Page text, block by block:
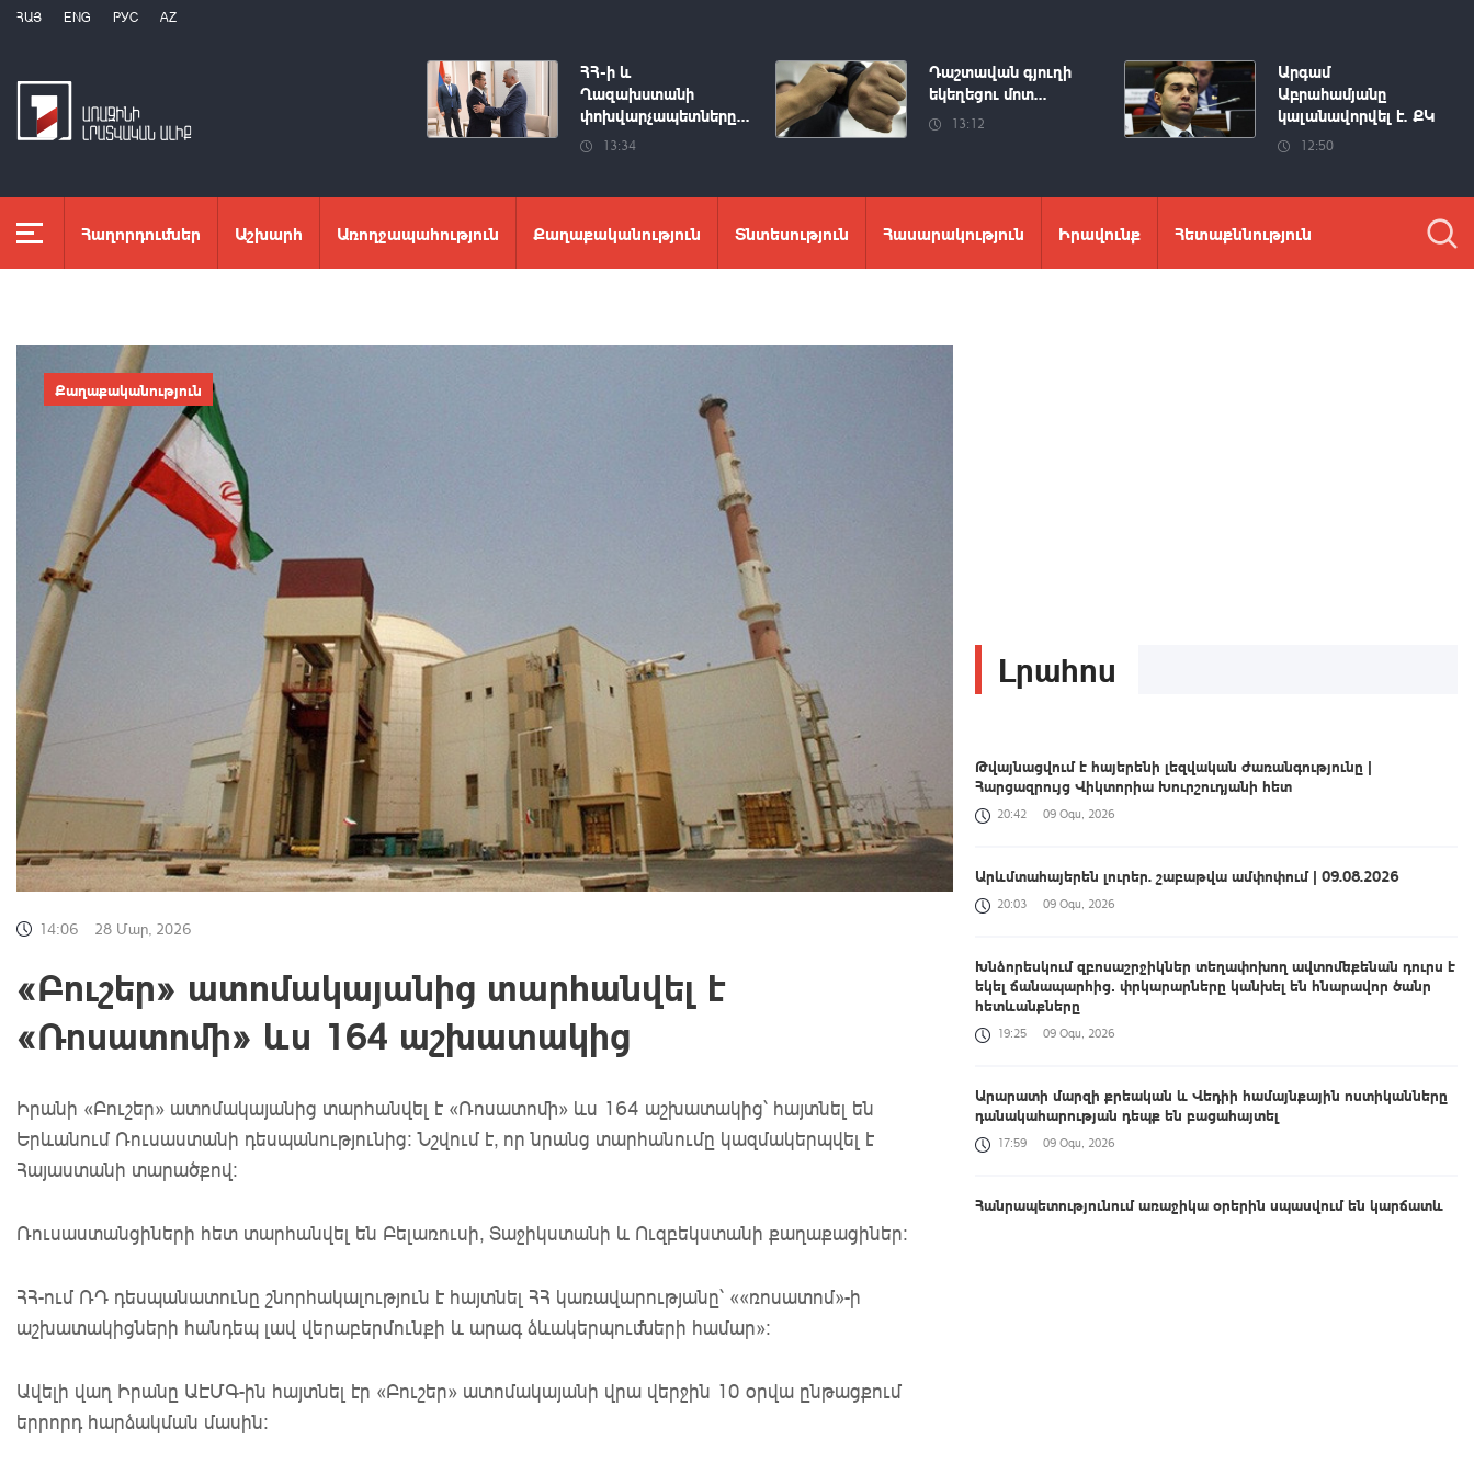
ՀԱՅ ENG РУС AZ
ՀՀ-ի և
Ղազախստանի
փոխվարչապետները...
13:34
Դաշտավան գյուղի
եկեղեցու մոտ...
13:12
Արգամ
Աբրահամյանը
կալանավորվել է. ՔԿ
12:50
Հաղորդումներ Աշխարհ Առողջապահություն Քաղաքականություն Տնտեսություն Հասարակություն Իրավունք Հետաքննություն
Քաղաքականություն
14:06 28 Մար, 2026
«Բուշեր» ատոմակայանից տարհանվել է
«Ռոսատոմի» ևս 164 աշխատակից
Իրանի «Բուշեր» ատոմակայանից տարհանվել է «Ռոսատոմի» ևս 164 աշխատակից՝ հայտնել են
Երևանում Ռուսաստանի դեսպանությունից: Նշվում է, որ նրանց տարհանումը կազմակերպվել է
Հայաստանի տարածքով։
Ռուսաստանցիների հետ տարհանվել են Բելառուսի, Տաջիկստանի և Ուզբեկստանի քաղաքացիներ։
ՀՀ-ում ՌԴ դեսպանատունը շնորհակալություն է հայտնել ՀՀ կառավարությանը՝ ««ռոսատոմ»-ի
աշխատակիցների հանդեպ լավ վերաբերմունքի և արագ ձևակերպումների համար»:
Ավելի վաղ Իրանը ԱԷՄԳ-ին հայտնել էր «Բուշեր» ատոմակայանի վրա վերջին 10 օրվա ընթացքում
երրորդ հարձակման մասին:
Լրահոս
Թվայնացվում է հայերենի լեզվական ժառանգությունը |
Հարցազրույց Վիկտորիա Խուրշուդյանի հետ
20:42 09 Օգս, 2026
Արևմտահայերեն լուրեր. շաբաթվա ամփոփում | 09.08.2026
20:03 09 Օգս, 2026
Խնձորեսկում զբոսաշրջիկներ տեղափոխող ավտոմեքենան դուրս է
եկել ճանապարհից․ փրկարարները կանխել են հնարավոր ծանր
հետևանքները
19:25 09 Օգս, 2026
Արարատի մարզի քրեական և Վեդիի համայնքային ոստիկանները
դանակահարության դեպք են բացահայտել
17:59 09 Օգս, 2026
Հանրապետությունում առաջիկա օրերին սպասվում են կարճատև